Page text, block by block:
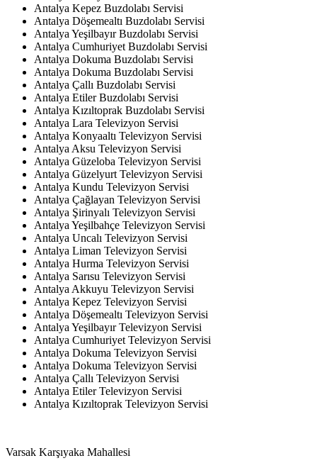
Antalya Kepez Buzdolabı Servisi
Antalya Döşemealtı Buzdolabı Servisi
Antalya Yeşilbayır Buzdolabı Servisi
Antalya Cumhuriyet Buzdolabı Servisi
Antalya Dokuma Buzdolabı Servisi
Antalya Dokuma Buzdolabı Servisi
Antalya Çallı Buzdolabı Servisi
Antalya Etiler Buzdolabı Servisi
Antalya Kızıltoprak Buzdolabı Servisi
Antalya Lara Televizyon Servisi
Antalya Konyaaltı Televizyon Servisi
Antalya Aksu Televizyon Servisi
Antalya Güzeloba Televizyon Servisi
Antalya Güzelyurt Televizyon Servisi
Antalya Kundu Televizyon Servisi
Antalya Çağlayan Televizyon Servisi
Antalya Şirinyalı Televizyon Servisi
Antalya Yeşilbahçe Televizyon Servisi
Antalya Uncalı Televizyon Servisi
Antalya Liman Televizyon Servisi
Antalya Hurma Televizyon Servisi
Antalya Sarısu Televizyon Servisi
Antalya Akkuyu Televizyon Servisi
Antalya Kepez Televizyon Servisi
Antalya Döşemealtı Televizyon Servisi
Antalya Yeşilbayır Televizyon Servisi
Antalya Cumhuriyet Televizyon Servisi
Antalya Dokuma Televizyon Servisi
Antalya Dokuma Televizyon Servisi
Antalya Çallı Televizyon Servisi
Antalya Etiler Televizyon Servisi
Antalya Kızıltoprak Televizyon Servisi
Varsak Karşıyaka Mahallesi